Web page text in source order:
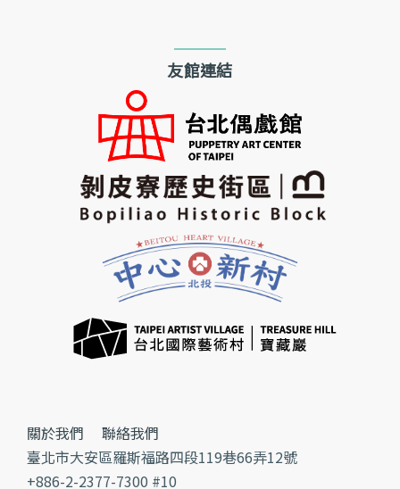
友館連結
關於我們
聯絡我們
臺北市大安區羅斯福路四段119巷66弄12號
+886-2-2377-7300 #10